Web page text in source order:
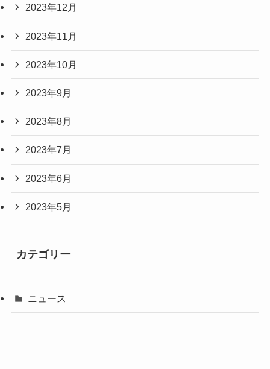
2023年12月
2023年11月
2023年10月
2023年9月
2023年8月
2023年7月
2023年6月
2023年5月
カテゴリー
ニュース